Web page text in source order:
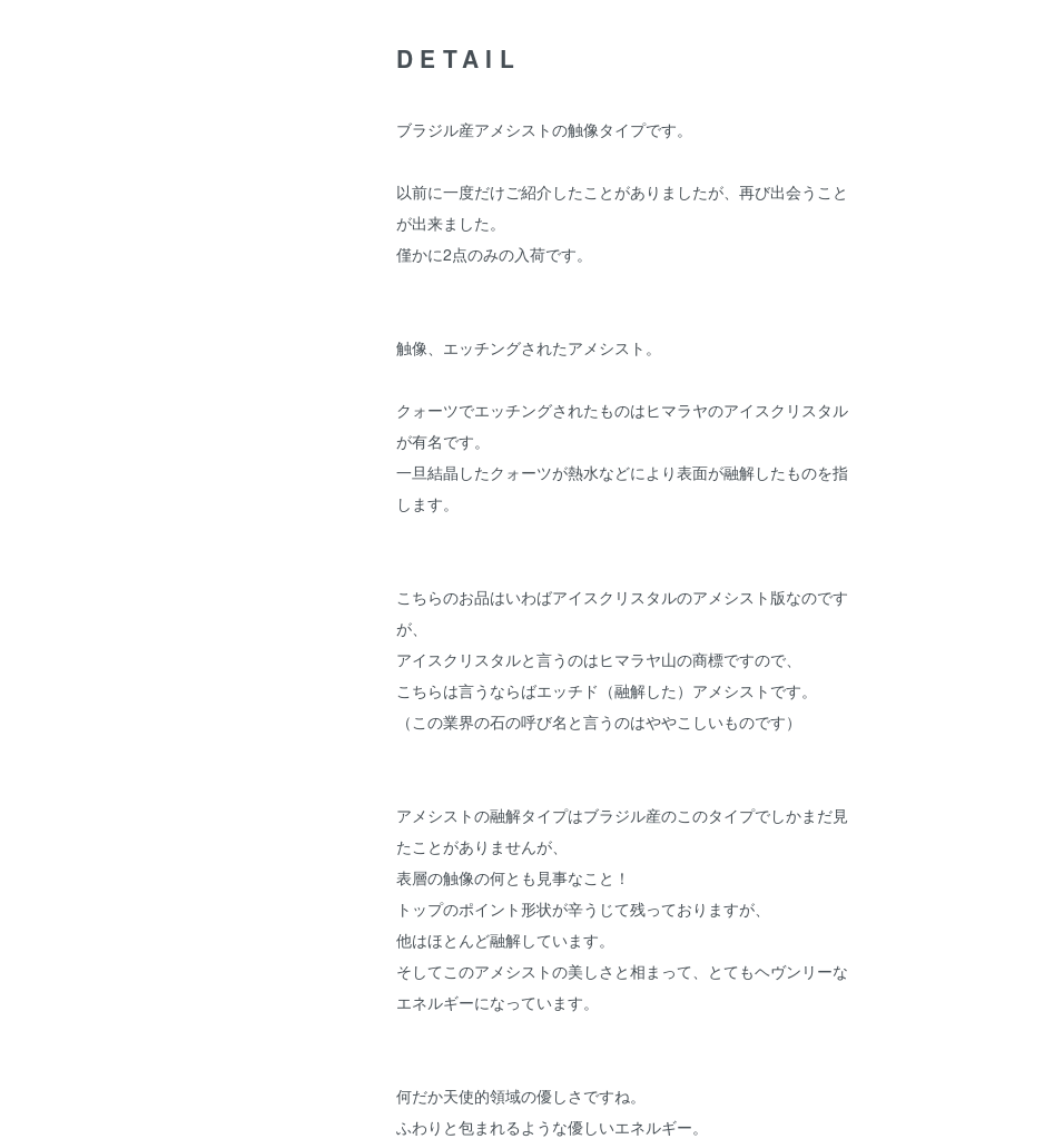
DETAIL
ブラジル産アメシストの触像タイプです。
以前に一度だけご紹介したことがありましたが、再び出会うこと
が出来ました。
僅かに2点のみの入荷です。
触像、エッチングされたアメシスト。
クォーツでエッチングされたものはヒマラヤのアイスクリスタル
が有名です。
一旦結晶したクォーツが熱水などにより表面が融解したものを指
します。
こちらのお品はいわばアイスクリスタルのアメシスト版なのです
が、
アイスクリスタルと言うのはヒマラヤ山の商標ですので、
こちらは言うならばエッチド（融解した）アメシストです。
（この業界の石の呼び名と言うのはややこしいものです）
アメシストの融解タイプはブラジル産のこのタイプでしかまだ見
たことがありませんが、
表層の触像の何とも見事なこと！
トップのポイント形状が辛うじて残っておりますが、
他はほとんど融解しています。
そしてこのアメシストの美しさと相まって、とてもヘヴンリーな
エネルギーになっています。
何だか天使的領域の優しさですね。
ふわりと包まれるような優しいエネルギー。